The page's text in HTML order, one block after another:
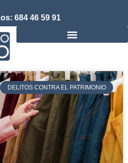
684 46 59 91
DELITOS CONTRA EL PATRIMONIO